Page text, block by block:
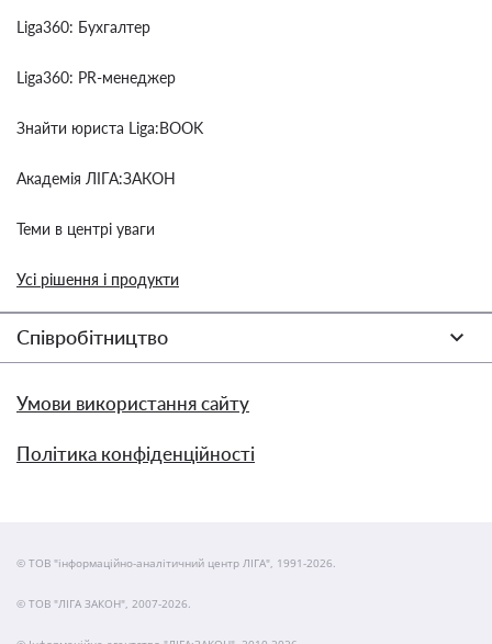
Liga360: Бухгалтер
Liga360: PR-менеджер
Знайти юриста Liga:BOOK
Академія ЛІГА:ЗАКОН
Теми в центрі уваги
Усі рішення і продукти
Співробітництво
Умови використання сайту
Політика конфіденційності
© ТОВ "інформаційно-аналітичний центр ЛІГА", 1991-2026.
© ТОВ "ЛІГА ЗАКОН", 2007-2026.